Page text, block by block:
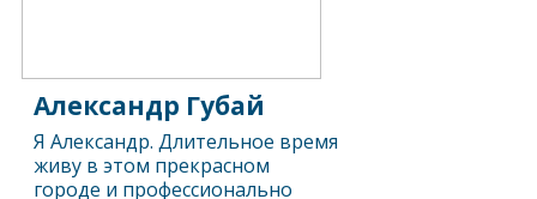
Александр Губай
Я Александр. Длительное время
живу в этом прекрасном
городе и профессионально